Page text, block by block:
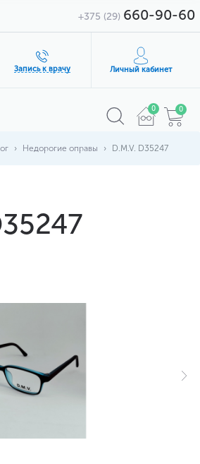
+375 (29) 660-90-60
Запись к врачу Личный кабинет
0 0
Недорогие оправы D.M.V. D35247